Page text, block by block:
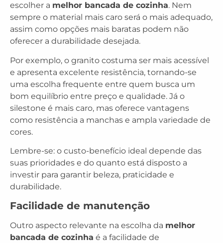
escolher a melhor bancada de cozinha. Nem
sempre o material mais caro será o mais adequado,
assim como opções mais baratas podem não
oferecer a durabilidade desejada.
Por exemplo, o granito costuma ser mais acessível
e apresenta excelente resistência, tornando-se
uma escolha frequente entre quem busca um
bom equilíbrio entre preço e qualidade. Já o
silestone é mais caro, mas oferece vantagens
como resistência a manchas e ampla variedade de
cores.
Lembre-se: o custo-benefício ideal depende das
suas prioridades e do quanto está disposto a
investir para garantir beleza, praticidade e
durabilidade.
Facilidade de manutenção
Outro aspecto relevante na escolha da melhor
bancada de cozinha é a facilidade de